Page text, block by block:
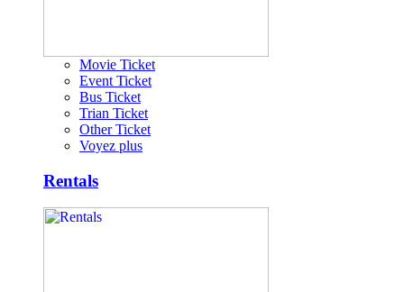
Movie Ticket
Event Ticket
Bus Ticket
Trian Ticket
Other Ticket
Voyez plus
Rentals